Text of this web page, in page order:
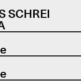
SCHREI